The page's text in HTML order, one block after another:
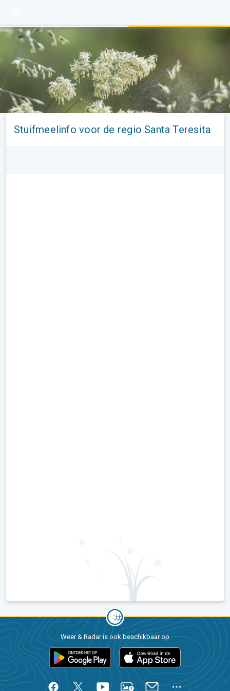
Stuifmeelinfo voor de regio Santa Teresita
Weer & Radar is ook beschikbaar op